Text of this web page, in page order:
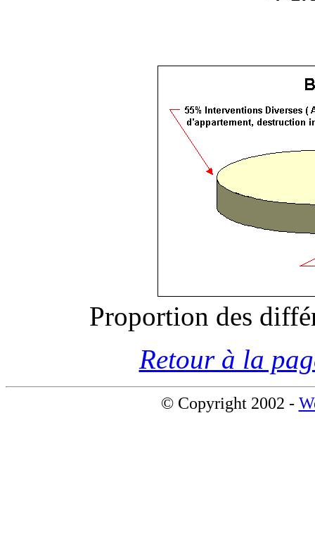
Proportion des
Retour à la
© Copyright 2002 -